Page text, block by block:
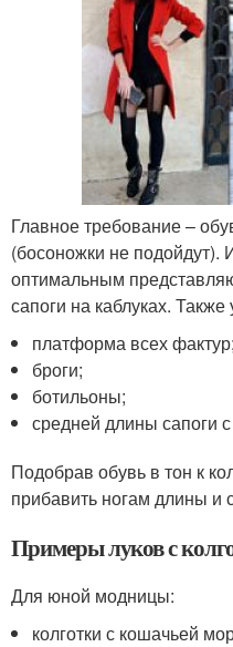
Главное требование –
(босоножки не подойдут).
оптимальным
сапоги на каблуках.
платформа всех фактур;
броги;
ботильоны;
средней длины сапоги
Подобрав обувь в тон к
прибавить ногам длины и
Примеры луков с
Для юной модницы:
колготки с кошачьей